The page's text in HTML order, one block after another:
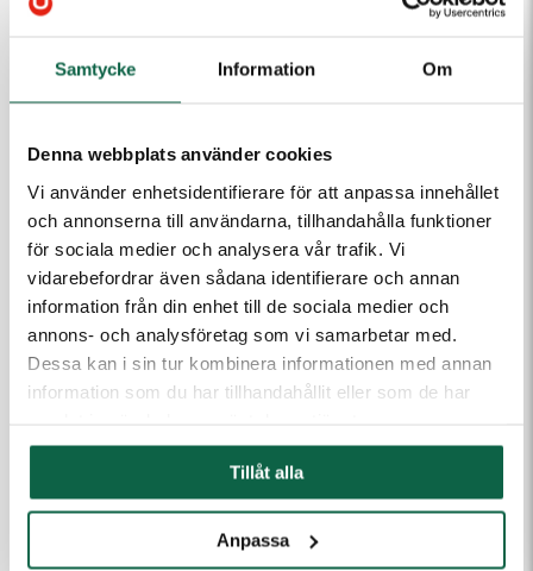
Samtycke Information Om
Denna webbplats använder cookies
Vi använder enhetsidentifierare för att anpassa innehållet
och annonserna till användarna, tillhandahålla funktioner
för sociala medier och analysera vår trafik. Vi
vidarebefordrar även sådana identifierare och annan
information från din enhet till de sociala medier och
annons- och analysföretag som vi samarbetar med.
Dessa kan i sin tur kombinera informationen med annan
information som du har tillhandahållit eller som de har
Tillåt alla
Anpassa
Produkten är en beställningsvara. Ange dina uppgifter
så kontaktar vi dig.
E-post
Telefon